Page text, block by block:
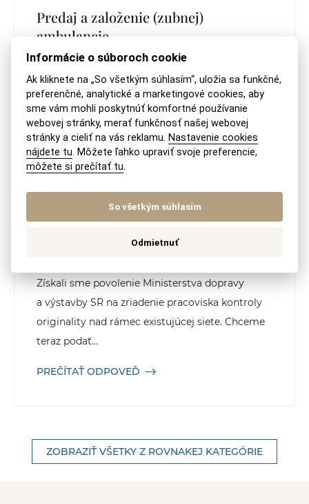
Predaj a založenie (zubnej)
ambulancie
S predajom (nielen) zubnej ambulancie Vám
naša advokátska kancelária rada pomôže,
neváhajte ná kontaktovať na recepcia@akmv.sk
PREČÍTAŤ ODPOVEĎ
Získali sme povolenie Ministerstva dopravy
a výstavby SR na zriadenie pracoviska kontroly
originality nad rámec existujúcej siete. Chceme
teraz podať...
PREČÍTAŤ ODPOVEĎ
ZOBRAZIŤ VŠETKY Z ROVNAKEJ KATEGÓRIE
Informácie o súboroch cookie
Ak kliknete na „So všetkým súhlasím“, uložia sa funkčné,
preferenčné, analytické a marketingové cookies, aby
sme vám mohli poskytnúť komfortné používanie
webovej stránky, merať funkčnosť našej webovej
stránky a cieliť na vás reklamu. Nastavenie cookies
nájdete tu. Môžete ľahko upraviť svoje preferencie,
môžete si prečítať tu.
So všetkým súhlasím
Odmietnuť